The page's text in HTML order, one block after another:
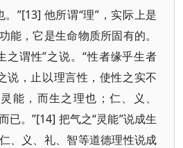
”[13] 他所谓“理”，实际上是
能，它是生命物质所固有的。
之谓性”之说。“性者缘乎生者
，止以理言性，使性之实不
能，而生之理也；仁、义、
已。”[14] 把气之“灵能”说成生
、义、礼、智等道德理性说成